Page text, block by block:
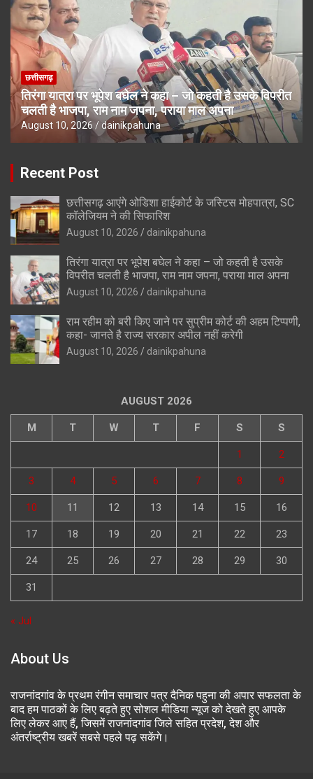
छत्तीसगढ़
तिरंगा यात्रा पर भूपेश बघेल ने कहा – जो कहती है उसके विपरीत
चलती है भाजपा, राम नाम जपना, पराया माल अपना
August 10, 2026 dainikpahuna
Recent Post
छत्तीसगढ़ आएंगे ओडिशा हाईकोर्ट के जस्टिस मोहपात्रा, SC
कॉलेजियम ने की सिफारिश
August 10, 2026 dainikpahuna
तिरंगा यात्रा पर भूपेश बघेल ने कहा – जो कहती है उसके
विपरीत चलती है भाजपा, राम नाम जपना, पराया माल अपना
August 10, 2026 dainikpahuna
राम रहीम को बरी किए जाने पर सुप्रीम कोर्ट की अहम टिप्पणी,
कहा- जानते है राज्य सरकार अपील नहीं करेगी
August 10, 2026 dainikpahuna
AUGUST 2026
M T W T F S S
1 2
3 4 5 6 7 8 9
10 11 12 13 14 15 16
17 18 19 20 21 22 23
24 25 26 27 28 29 30
31
« Jul
About Us
राजनांदगांव के प्रथम रंगीन समाचार पत्र दैनिक पहुना की अपार सफलता के
बाद हम पाठकों के लिए बढ़ते हुए सोशल मीडिया न्यूज को देखते हुए आपके
लिए लेकर आए हैं, जिसमें राजनांदगांव जिले सहित प्रदेश, देश और
अंतर्राष्ट्रीय खबरें सबसे पहले पढ़ सकेंगे।